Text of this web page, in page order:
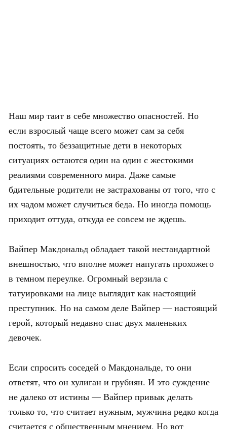
Наш мир таит в себе множество опасностей. Но
если взрослый чаще всего может сам за себя
постоять, то беззащитные дети в некоторых
ситуациях остаются один на один с жестокими
реалиями современного мира. Даже самые
бдительные родители не застрахованы от того, что с
их чадом может случиться беда. Но иногда помощь
приходит оттуда, откуда ее совсем не ждешь.
Вайпер Макдональд обладает такой нестандартной
внешностью, что вполне может напугать прохожего
в темном переулке. Огромный верзила с
татуировками на лице выглядит как настоящий
преступник. Но на самом деле Вайпер — настоящий
герой, который недавно спас двух маленьких
девочек.
Если спросить соседей о Макдональде, то они
ответят, что он хулиган и грубиян. И это суждение
не далеко от истины — Вайпер привык делать
только то, что считает нужным, мужчина редко когда
считается с общественным мнением. Но вот